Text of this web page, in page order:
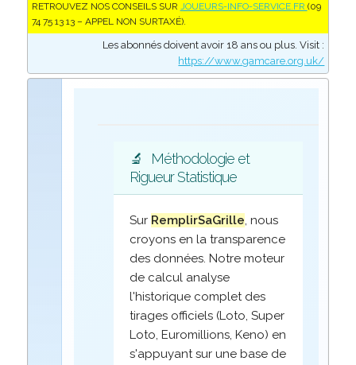
RETROUVEZ NOS CONSEILS SUR JOUEURS-INFO-SERVICE.FR (09
74 75 13 13 – APPEL NON SURTAXÉ).
Les abonnés doivent avoir 18 ans ou plus. Visit :
https://www.gamcare.org.uk/
🔬
Méthodologie et
Rigueur Statistique
Sur RemplirSaGrille, nous
croyons en la transparence
des données. Notre moteur
de calcul analyse
l'historique complet des
tirages officiels (Loto, Super
Loto, Euromillions, Keno) en
s'appuyant sur une base de